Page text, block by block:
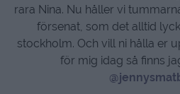
rara Nina. Nu håller vi
försenat, som det alltid
stockholm. Och vill ni hålla er
för mig idag så finns